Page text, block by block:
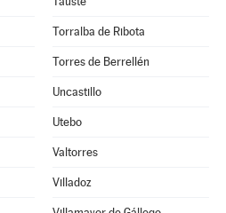
Torralba de Ribota
Torres de Berrellén
Uncastillo
Utebo
Valtorres
Villadoz